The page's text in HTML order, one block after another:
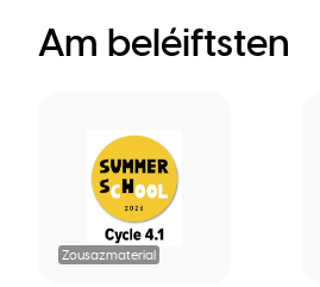
Am beléiftsten
Zousazmaterial